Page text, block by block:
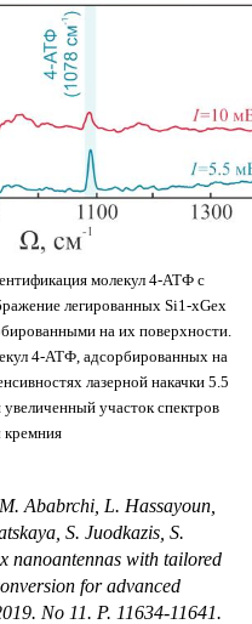
молекул 4-АТФ с
легированных Si1-xGex
на их поверхности.
4-АТФ, адсорбированных на
лазерной накачки 5.5
участок спектров
кремния
Ababrchi, L. Hassayoun,
S. Juodkazis, S.
nanoantennas with tailored
for advanced
No 11. P. 11634-11641.